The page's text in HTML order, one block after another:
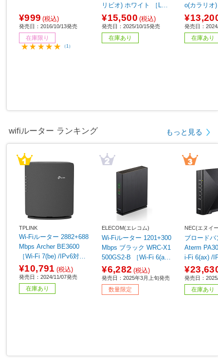
¥999 (税込)
発売日：2016/10/13発売
在庫限り
（1）
リビオ) ホワイト ［L判
～A4］
¥15,500 (税込)
発売日：2025/10/15発売
在庫あり
o(カラリオ
［カード
発売日：
在庫あり
wifiルーター ランキング もっと見る
TPLINK
Wi-Fiルーター 2882+688
Mbps Archer BE3600
［Wi-Fi 7(be) /IPv6対
応］
¥10,791 (税込)
発売日：2024/11/07発売
在庫あり
ELECOM(エレコム)
Wi-Fiルーター 1201+300
Mbps ブラック WRC-X1
500GS2-B ［Wi-Fi 6(ax)
/IPv6対応］ 【sof001】
¥6,282 (税込)
発売日：2025年3月上旬発売
数量限定
NEC(エヌイ
ブロード
Aterm PA3000D4AX ［W
i-Fi 6(ax) /
発売日：
在庫あり